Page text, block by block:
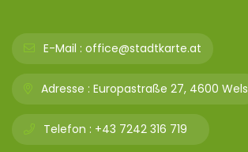
E-Mail : office@stadtkarte.at
Adresse : Europastraße 27, 4600 Wels
Telefon : +43 7242 316 719